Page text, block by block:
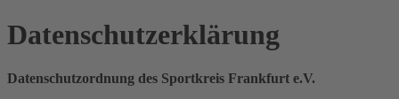
Datenschutzerklärung
Datenschutzordnung des Sportkreis Frankfurt e.V.